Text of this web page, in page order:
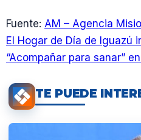
Fuente: AM – Agencia
El Hogar de Día de Iguazú
“Acompañar para sanar”
TE PUEDE